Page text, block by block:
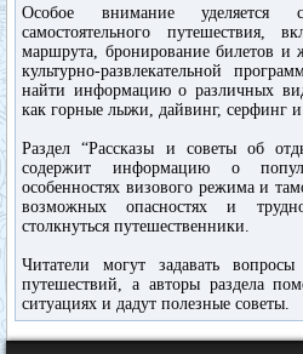
Особое внимание уделяется
самостоятельного путешествия,
маршрута, бронирование билетов и
культурно-развлекательной
найти информацию о различных
как горные лыжи, дайвинг, серфинг и
Раздел “Рассказы и советы об
содержит информацию о
особенностях визового режима и
возможных опасностях и
столкнуться путешественники.
Читатели могут задавать
путешествий, а авторы раздела
ситуациях и дадут полезные советы.